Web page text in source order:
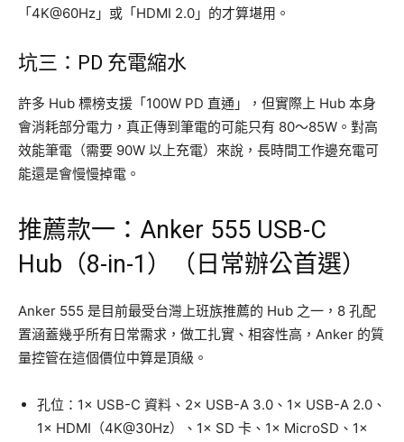
「4K@60Hz」或「HDMI 2.0」的才算堪用。
坑三：PD 充電縮水
許多 Hub 標榜支援「100W PD 直通」，但實際上 Hub 本身
會消耗部分電力，真正傳到筆電的可能只有 80～85W。對高
效能筆電（需要 90W 以上充電）來說，長時間工作邊充電可
能還是會慢慢掉電。
推薦款一：Anker 555 USB-C
Hub（8-in-1）（日常辦公首選）
Anker 555 是目前最受台灣上班族推薦的 Hub 之一，8 孔配
置涵蓋幾乎所有日常需求，做工扎實、相容性高，Anker 的質
量控管在這個價位中算是頂級。
孔位：1× USB-C 資料、2× USB-A 3.0、1× USB-A 2.0、
1× HDMI（4K@30Hz）、1× SD 卡、1× MicroSD、1×